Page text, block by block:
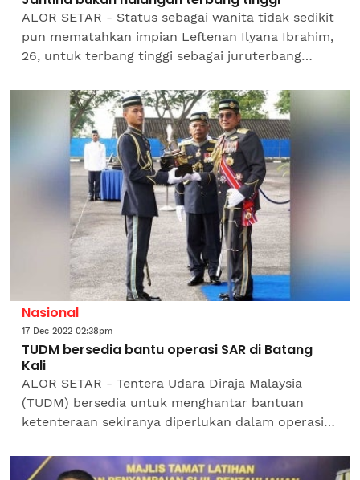
ALOR SETAR - Status sebagai wanita tidak sedikit
pun mematahkan impian Leftenan Ilyana Ibrahim,
26, untuk terbang tinggi sebagai juruterbang
berasal Johor...
Nasional
17 Dec 2022 02:38pm
TUDM bersedia bantu operasi SAR di Batang
Kali
ALOR SETAR - Tentera Udara Diraja Malaysia
(TUDM) bersedia untuk menghantar bantuan
ketenteraan sekiranya diperlukan dalam operasi
runtuh di tapak perkhemahan...